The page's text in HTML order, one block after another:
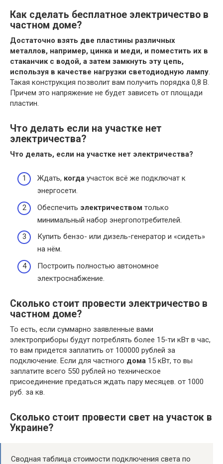
Как сделать бесплатное электричество в
частном доме?
Достаточно взять две пластины различных
металлов, например, цинка и меди, и поместить их в
стаканчик с водой, а затем замкнуть эту цепь,
используя в качестве нагрузки светодиодную лампу.
Такая конструкция позволит вам получить порядка 0,8 В.
Причем это напряжение не будет зависеть от площади
пластин.
Что делать если на участке нет
электричества?
Что делать, если на участке нет электричества?
Ждать, когда участок всё же подключат к
энергосети.
Обеспечить электричеством только
минимальный набор энергопотребителей.
Купить бензо- или дизель-генератор и «сидеть»
на нём.
Построить полностью автономное
электроснабжение.
Сколько стоит провести электричество в
частном доме?
То есть, если суммарно заявленные вами
электроприборы будут потреблять более 15-ти кВт в час,
то вам придется заплатить от 100000 рублей за
подключение. Если для частного дома 15 кВт, то вы
заплатите всего 550 рублей но техническое
присоединение предаться ждать пару месяцев. от 1000
руб. за кв.
Сколько стоит провести свет на участок в
Украине?
Сводная таблица стоимости подключения света по